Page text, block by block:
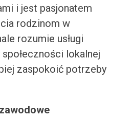
i jest pasjonatem
rodzinom w
rozumie usługi
lokalnej
zaspokoić potrzeby